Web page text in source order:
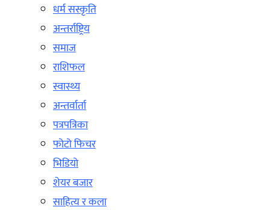
धर्म सस्कृति
अन्तर्राष्ट्रिय
समाज
राशिफल
स्वास्थ्य
अन्तर्वार्ता
पत्रपत्रिका
फोटो फिचर
भिडियो
शेयर बजार
साहित्य र कला